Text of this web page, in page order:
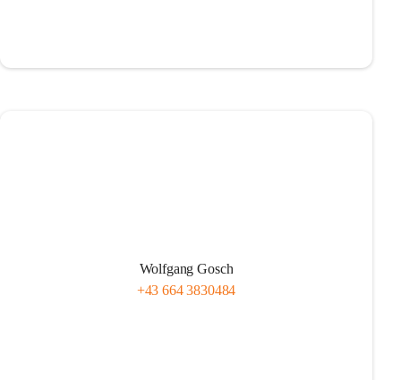
Wolfgang Gosch
+43 664 3830484